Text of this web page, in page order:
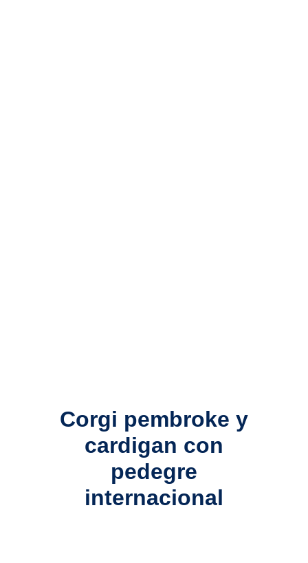
Corgi pembroke y
cardigan con
pedegre
internacional